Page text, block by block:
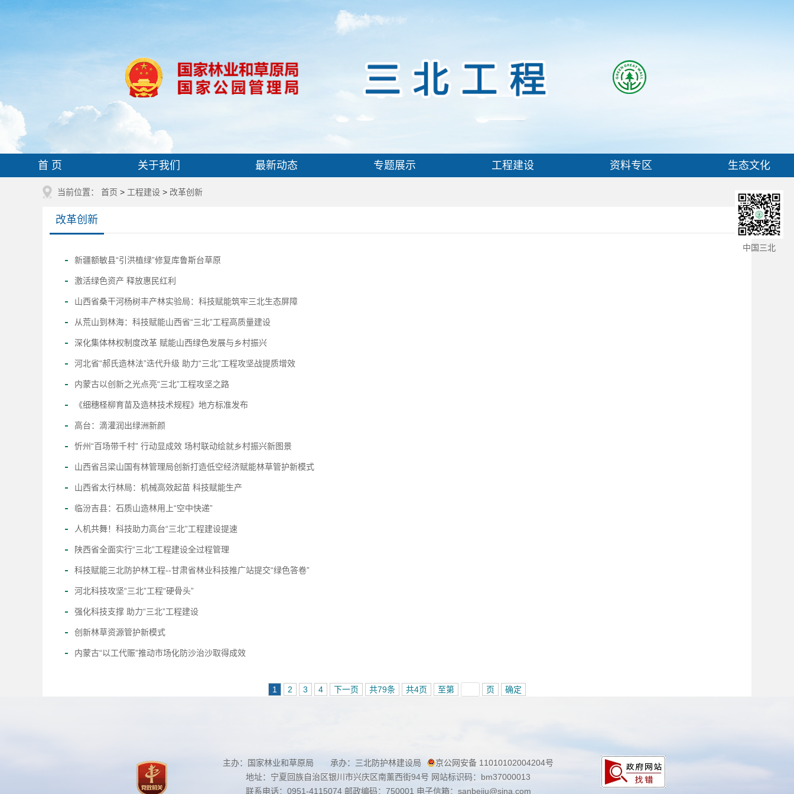
首 页 关于我们 最新动态 专题展示 工程建设 资料专区 生态文化
中国三北
当前位置： 首页 > 工程建设 > 改革创新
改革创新
新疆额敏县“引洪植绿”修复库鲁斯台草原
激活绿色资产 释放惠民红利
山西省桑干河杨树丰产林实验局：科技赋能筑牢三北生态屏障
从荒山到林海：科技赋能山西省“三北”工程高质量建设
深化集体林权制度改革 赋能山西绿色发展与乡村振兴
河北省“郝氏造林法”迭代升级 助力“三北”工程攻坚战提质增效
内蒙古以创新之光点亮“三北”工程攻坚之路
《细穗柽柳育苗及造林技术规程》地方标准发布
高台：滴灌润出绿洲新颜
忻州“百场带千村” 行动显成效 场村联动绘就乡村振兴新图景
山西省吕梁山国有林管理局创新打造低空经济赋能林草管护新模式
山西省太行林局：机械高效起苗 科技赋能生产
临汾吉县：石质山造林用上“空中快递”
人机共舞！科技助力高台“三北”工程建设提速
陕西省全面实行“三北”工程建设全过程管理
科技赋能三北防护林工程--甘肃省林业科技推广站提交“绿色答卷”
河北科技攻坚“三北”工程“硬骨头”
强化科技支撑 助力“三北”工程建设
创新林草资源管护新模式
内蒙古“以工代赈”推动市场化防沙治沙取得成效
1 2 3 4 下一页 共79条 共4页 至第 页 确定
主办：国家林业和草原局 承办：三北防护林建设局
京公网安备 11010102004204号
地址：宁夏回族自治区银川市兴庆区南薰西街94号 网站标识码：bm37000013
联系电话：0951-4115074 邮政编码：750001 电子信箱：sanbeiju@sina.com